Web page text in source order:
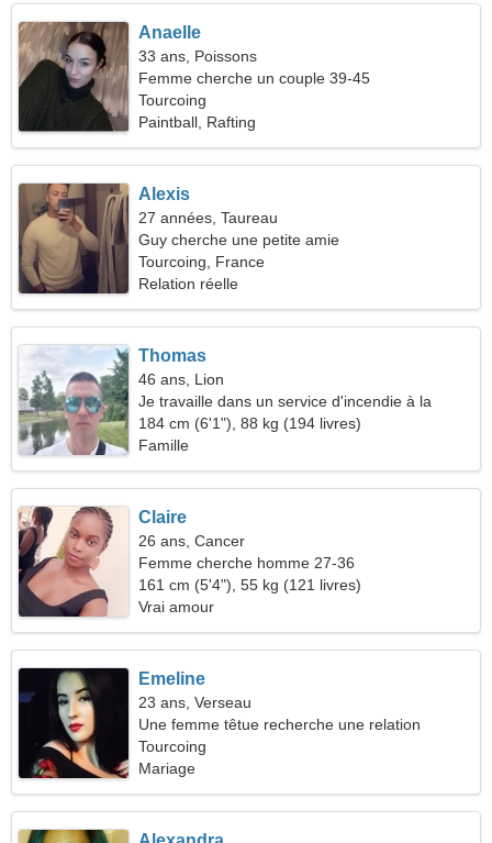
Anaelle
33 ans, Poissons
Femme cherche un couple 39-45
Tourcoing
Paintball, Rafting
Alexis
27 années, Taureau
Guy cherche une petite amie
Tourcoing, France
Relation réelle
Thomas
46 ans, Lion
Je travaille dans un service d'incendie à la
recherche d'une femme spectaculaire
184 cm (6'1"), 88 kg (194 livres)
Famille
Claire
26 ans, Cancer
Femme cherche homme 27-36
161 cm (5'4"), 55 kg (121 livres)
Vrai amour
Emeline
23 ans, Verseau
Une femme têtue recherche une relation
passionnée
Tourcoing
Mariage